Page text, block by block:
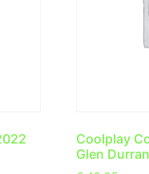
Coolplay
Glen